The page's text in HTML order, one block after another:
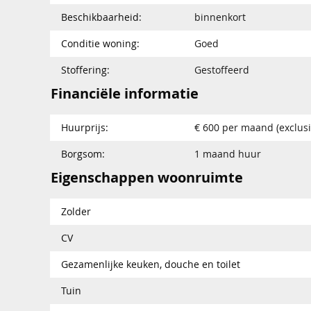
Beschikbaarheid:
binnenkort
Conditie woning:
Goed
Stoffering:
Gestoffeerd
Financiële informatie
Huurprijs:
€ 600 per maand
Borgsom:
1 maand huur
Eigenschappen woonruimte
Zolder
CV
Gezamenlijke keuken, douche en toilet
Tuin